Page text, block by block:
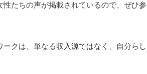
ラボ」では、累計7400人以上の女性会員
になってくれるかもしれません。